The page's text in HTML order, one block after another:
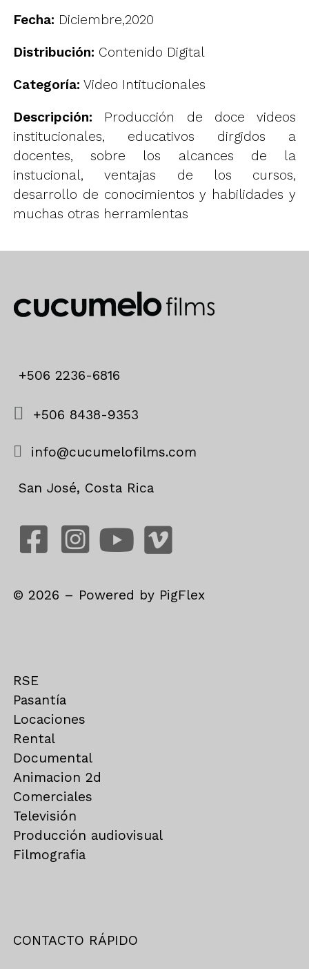
Fecha: Diciembre,2020
Distribución: Contenido Digital
Categoría: Video Intitucionales
Descripción: Producción de doce videos
institucionales, educativos dirgidos a
docentes, sobre los alcances de la
instucional, ventajas de los cursos,
desarrollo de conocimientos y habilidades y
muchas otras herramientas
+506 2236-6816
+506 8438-9353
info@cucumelofilms.com
San José, Costa Rica
©2026 – Powered by PigFlex
RSE
Pasantía
Locaciones
Rental
Documental
Animacion 2d
Comerciales
Televisión
Producción audiovisual
Filmografia
CONTACTO RÁPIDO